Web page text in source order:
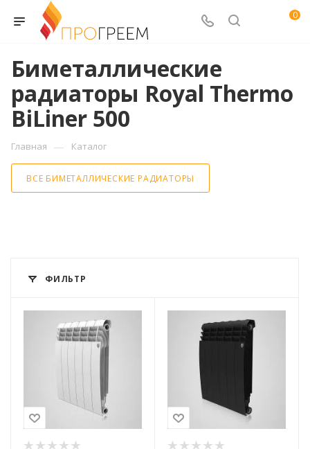
0
Биметаллические
радиаторы Royal Thermo
BiLiner 500
Главная — Каталог
ВСЕ БИМЕТАЛЛИЧЕСКИЕ РАДИАТОРЫ
ФИЛЬТР